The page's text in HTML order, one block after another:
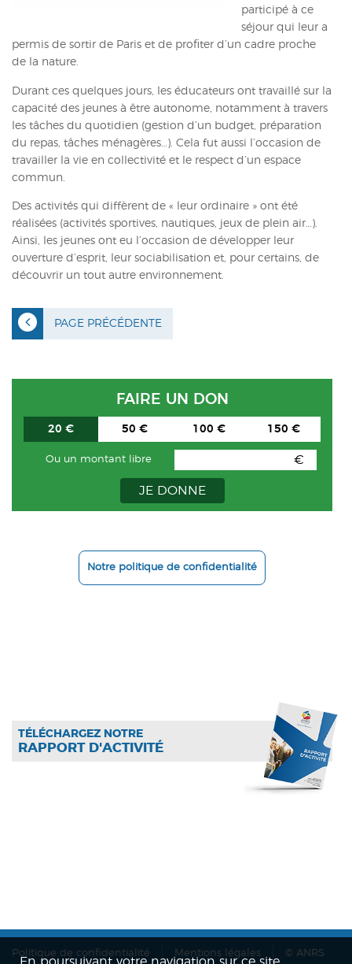
participé à ce
séjour qui leur a
permis de sortir de Paris et de profiter d’un cadre proche
de la nature.
Durant ces quelques jours, les éducateurs ont travaillé sur la
capacité des jeunes à être autonome, notamment à travers
les tâches du quotidien (gestion d’un budget, préparation
du repas, tâches ménagères…). Cela fut aussi l’occasion de
travailler la vie en collectivité et le respect d’un espace
commun.
Des activités qui diffèrent de « leur ordinaire » ont été
réalisées (activités sportives, nautiques, jeux de plein air…).
Ainsi, les jeunes ont eu l’occasion de développer leur
ouverture d’esprit, leur sociabilisation et, pour certains, de
découvrir un tout autre environnement.
PAGE PRÉCÉDENTE
FAIRE UN DON
20 € 50 € 100 € 150 €
Ou un montant libre €
JE DONNE
Notre politique de confidentialité
TÉLÉCHARGEZ NOTRE
RAPPORT D'ACTIVITÉ
Politique de confidentialité Mentions légales © ANRS